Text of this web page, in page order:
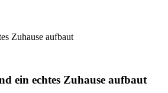
Zuhause aufbaut
ein echtes Zuhause aufbaut